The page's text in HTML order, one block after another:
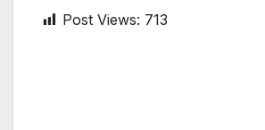
Post Views: 713